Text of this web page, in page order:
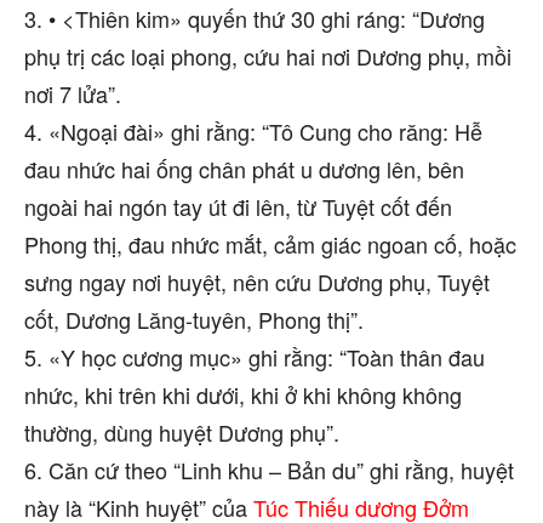
3. • <Thiên kim» quyến thứ 30 ghi ráng: “Dương
phụ trị các loại phong, cứu hai nơi Dương phụ, mồi
nơi 7 lửa”.
4. «Ngoại đài» ghi rằng: “Tô Cung cho răng: Hễ
đau nhức hai ống chân phát u dương lên, bên
ngoài hai ngón tay út đi lên, từ Tuyệt cốt đến
Phong thị, đau nhức mắt, cảm giác ngoan cố, hoặc
sưng ngay nơi huyệt, nên cứu Dương phụ, Tuyệt
cốt, Dương Lăng-tuyên, Phong thị”.
5. «Y học cương mục» ghi rằng: “Toàn thân đau
nhức, khi trên khi dưới, khi ở khi không không
thường, dùng huyệt Dương phụ”.
6. Căn cứ theo “Linh khu – Bản du” ghi rằng, huyệt
này là “Kinh huyệt” củaTúc Thiếu dương Đởm